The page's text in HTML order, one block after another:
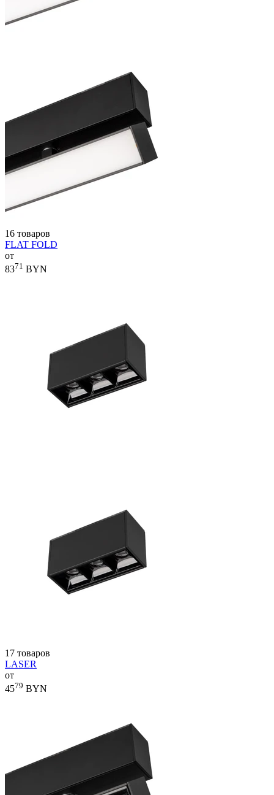
16 товаров
FLAT FOLD
от
8371 BYN
17 товаров
LASER
от
4579 BYN